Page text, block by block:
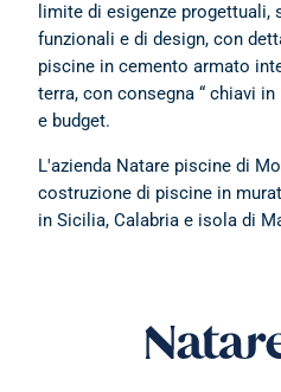
limite di esigenze
funzionali e di design, con
piscine in cemento armato
terra, con consegna “ chiavi
e budget.
L'azienda Natare piscine di
costruzione di piscine in
in Sicilia, Calabria e isola di